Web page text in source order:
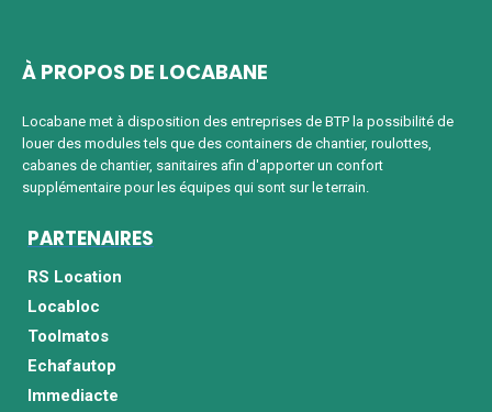
À PROPOS DE LOCABANE
Locabane met à disposition des entreprises de BTP la possibilité de
louer des modules tels que des containers de chantier, roulottes,
cabanes de chantier, sanitaires afin d'apporter un confort
supplémentaire pour les équipes qui sont sur le terrain.
PARTENAIRES
RS Location
Locabloc
Toolmatos
Echafautop
Immediacte